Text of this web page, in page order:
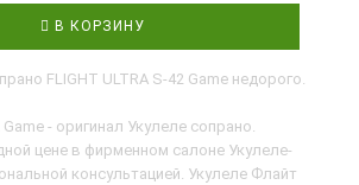
В КОРЗИНУ
FLIGHT ULTRA S-42 Game недорого.
Game - оригинал Укулеле сопрано.
цене в фирменном салоне Укулеле-
консультацией. Укулеле Флайт